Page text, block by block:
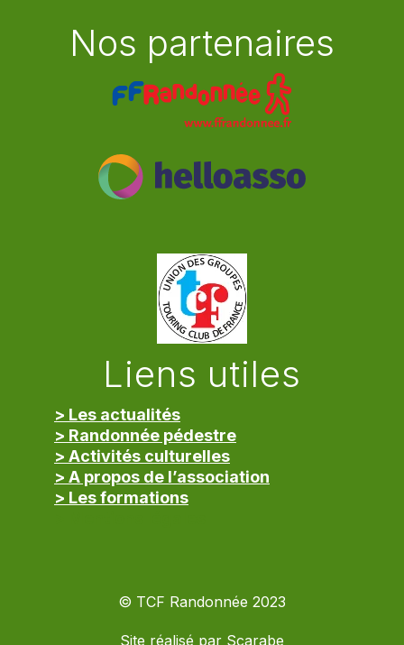
Nos partenaires
Liens utiles
> Les actualités
> Randonnée pédestre
> Activités culturelles
> A propos de l’association
> Les formations
© TCF Randonnée 2023
Site réalisé par Scarabe